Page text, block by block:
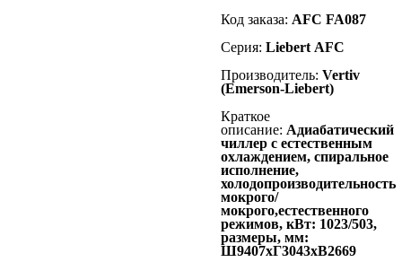
Код заказа: AFC FA087
Серия: Liebert AFC
Производитель: Vertiv
(Emerson-Liebert)
Краткое
описание: Адиабатический
чиллер с естественным
охлаждением, спиральное
исполнение,
холодопроизводительность
мокрого/
мокрого,естественного
режимов, кВт: 1023/503,
размеры, мм:
Ш9407хГ3043хВ2669